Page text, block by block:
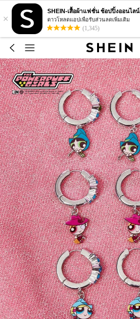
×
SHEIN-เสื้อผ้าแฟชั่น ช้อปปิ้งออนไลน์
ดาวโหลดแอปเพื่อรับส่วนลดเพิ่มเติม
(1,345)